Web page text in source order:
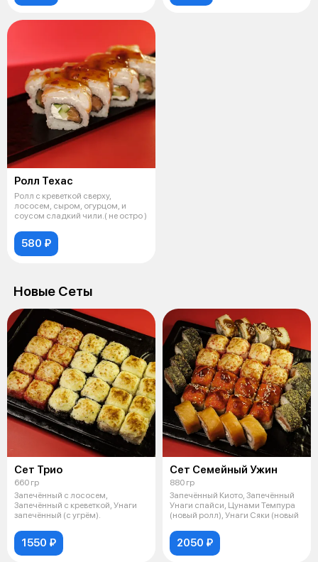
Ролл Техас
Ролл с креветкой сверху,
лососем, сыром, огурцом, и
соусом сладкий чили.( не остро )
580 ₽
Новые Сеты
Сет Трио
660 гр
Запечённый с лососем,
Запечённый с креветкой, Унаги
запечённый (с угрём).
1550 ₽
Сет Семейный Ужин
880 гр
Запечённый Киото, Запечённый
Унаги спайси, Цунами Темпура
(новый ролл), Унаги Сяки (новый
2050 ₽